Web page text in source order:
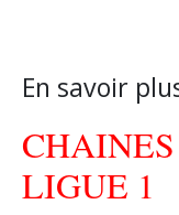
En savoir
LIGUE 1